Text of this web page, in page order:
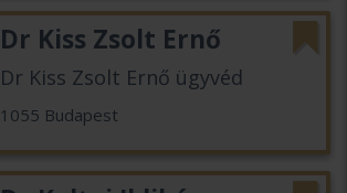
Dr Kiss Zsolt Ernő
Dr Kiss Zsolt Ernő ügyvéd
1055 Budapest